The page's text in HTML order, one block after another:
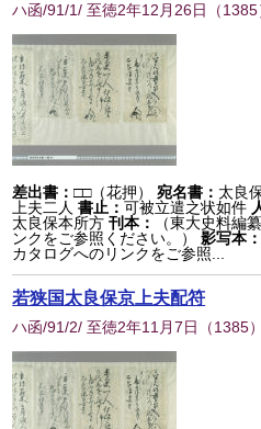
ハ函/91/1/ 至徳2年12月26日 （1385
差出書：□□（花押） 宛名書： 太良
上夫二人 書止：可被立遣之状如件
太良保本所方 刊本：
（東大史料編
ンクをご参照ください。）
影写本：
カタログへのリンクをご参照...
若狭国太良保京上夫配符
ハ函/91/2/ 至徳2年11月7日 （1385